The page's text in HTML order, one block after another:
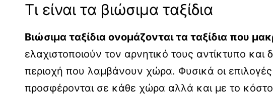
Τι είναι τα βιώσιμα ταξίδια
Βιώσιμα ταξίδια ονομάζονται τα ταξίδια που
ελαχιστοποιούν τον αρνητικό τους αντίκτυπο
περιοχή που λαμβάνουν χώρα. Φυσικά οι
προσφέρονται σε κάθε χώρα αλλά και με το